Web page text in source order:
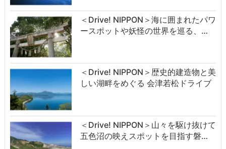
＜Drive! NIPPON＞海に囲まれたパワ
ースポットや妖怪の世界を巡る、…
＜Drive! NIPPON＞歴史的建造物と美
しい湖畔をめぐる 会津若松ドライブ
＜Drive! NIPPON＞山々を駆け抜けて
五色沼の映えスポットを目指す磐…